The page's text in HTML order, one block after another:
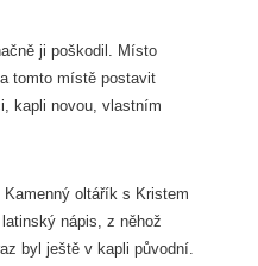
ji poškodil. Místo
tomto místě postavit
kapli novou, vlastním
oltářík s Kristem
nápis, z něhož
byl ještě v kapli původní.